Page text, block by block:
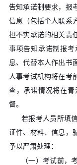
告知承诺制要求，报
信息（包括个人联系
担不实承诺的相关责
事项告知承诺制报
息、代替本人作出书
人事考试机构将在考
查，承诺情况将在
督。
若报考人员所填
证件、材料、信息，
予以严肃处理：
（一）考试前，